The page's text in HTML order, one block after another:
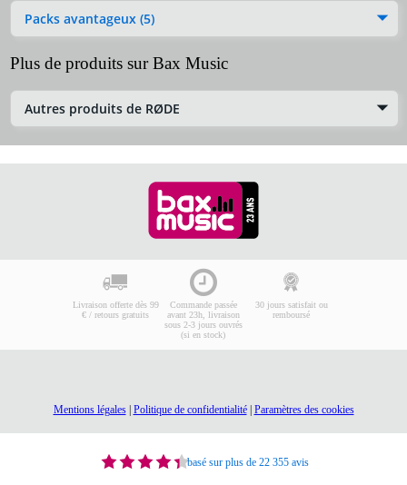
Packs avantageux (5)
Plus de produits sur Bax Music
Autres produits de RØDE
Livraison offerte dès 99
€ / retours gratuits
Commande passée
avant 23h, livraison
sous 2-3 jours ouvrés
(si en stock)
30 jours satisfait ou
remboursé
Mentions légales| Politique de confidentialité| Paramètres des cookies
basé sur plus de 22 355 avis